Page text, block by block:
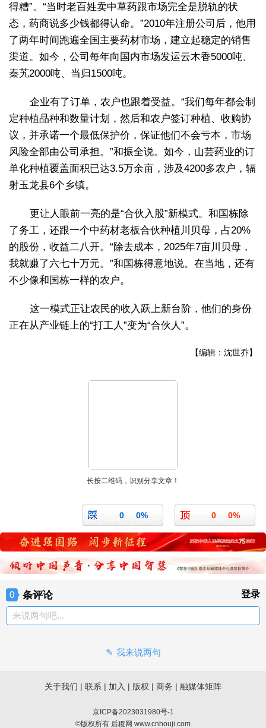
得糟”。“当时老百姓卖中草药跟市场完全是脱轨的状
态，药商说多少钱都得认命。”2010年注册公司后，他用
了两年时间跑遍全国主要药材市场，建立起稳定的销售
渠道。如今，公司每年向国内市场发运云木香5000吨、
秦艽2000吨、当归1500吨。
企业有了订单，农户也跟着受益。“我们每年都会制
定种植品种和数量计划，然后和农户签订种植、收购协
议，并承诺一个最低保护价，保证他们不会亏本，市场
风险全部由公司承担。”和振全说。如今，山芸药业的订
单化种植覆盖面积已达3.5万余亩，涉及4200多农户，辐
射玉龙县6个乡镇。
更让人眼前一亮的是“合伙入股”新模式。和国栋除
了务工，还跟一个中药材老板合伙种植川贝母，占20%
的股份，收益二八开。“除去成本，2025年7亩川贝母，
我就赚了六七十万元。”和国栋得意地说。在当地，还有
不少像和国栋一样的农户。
这一模式正让农民的收入跃上新台阶，他们的身份
正在从产业链上的“打工人”变为“合伙人”。
【编辑：沈世乔】
长按二维码，识别分享文章！
0 0%
0 0%
0 条评论 登录
来说两句吧...
我来说两句
关于我们 | 联系 | 加入 | 版权 | 商务 | 融媒体矩阵
京ICP备2023031980号-1
©版权所有 后稷网 www.cnhouji.com